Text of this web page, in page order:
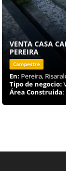
VENTA CASA
PEREIRA
Campestre
En: Pereira,
Tipo de negocio:
Área Construida: